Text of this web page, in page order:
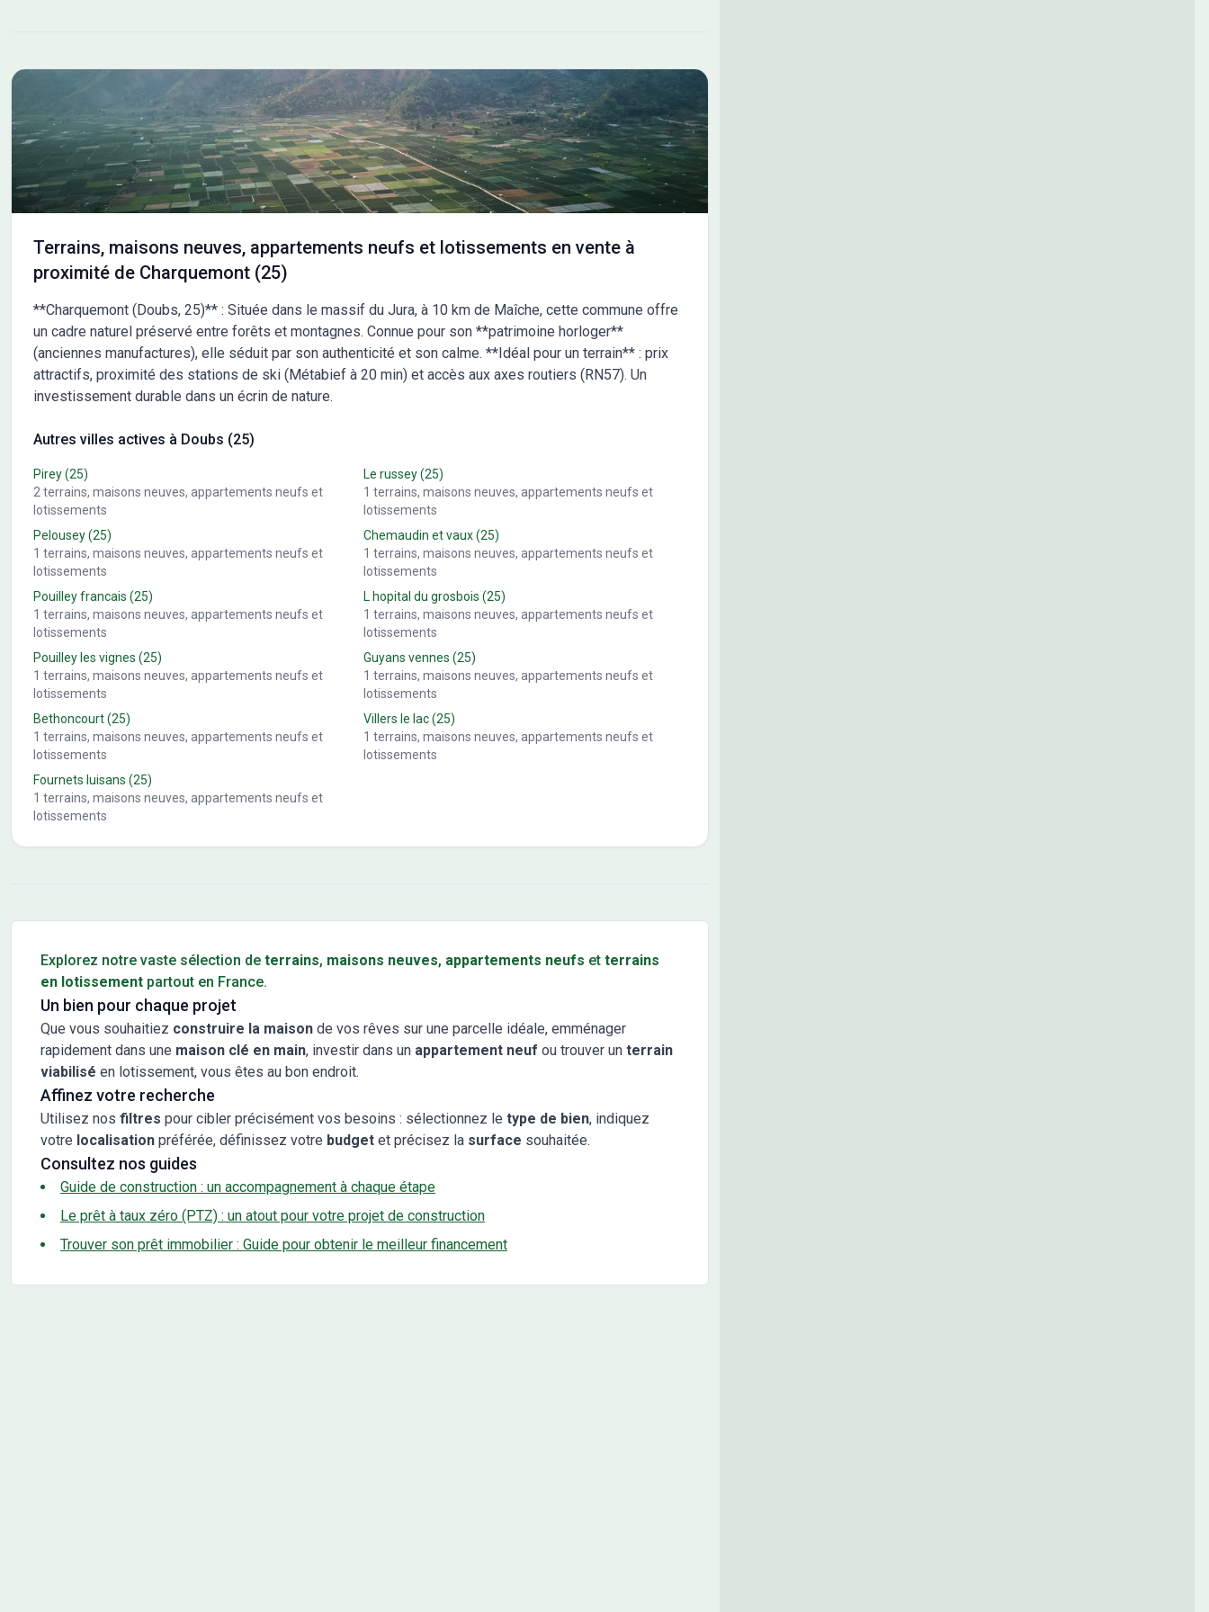
Terrains, maisons neuves, appartements neufs et lotissements en vente à
proximité de Charquemont (25)
**Charquemont (Doubs, 25)** : Située dans le massif du Jura, à 10 km de Maîche, cette commune offre
un cadre naturel préservé entre forêts et montagnes. Connue pour son **patrimoine horloger**
(anciennes manufactures), elle séduit par son authenticité et son calme. **Idéal pour un terrain** : prix
attractifs, proximité des stations de ski (Métabief à 20 min) et accès aux axes routiers (RN57). Un
investissement durable dans un écrin de nature.
Autres villes actives à Doubs (25)
Pirey(25)
2terrains, maisons neuves, appartements neufs et
lotissements
Le russey(25)
1 terrains, maisons neuves, appartements neufs et
lotissements
Pelousey(25)
1 terrains, maisons neuves, appartements neufs et
lotissements
Chemaudin et vaux(25)
1 terrains, maisons neuves, appartements neufs et
lotissements
Pouilley francais (25)
1 terrains, maisons neuves, appartements neufs et
lotissements
L hopital du grosbois (25)
1 terrains, maisons neuves, appartements neufs et
lotissements
Pouilley les vignes (25)
1 terrains, maisons neuves, appartements neufs et
lotissements
Guyans vennes (25)
1 terrains, maisons neuves, appartements neufs et
lotissements
Bethoncourt(25)
1 terrains, maisons neuves, appartements neufs et
lotissements
Villers le lac(25)
1 terrains, maisons neuves, appartements neufs et
lotissements
Fournets luisans (25)
1 terrains, maisons neuves, appartements neufs et
lotissements
Explorez notre vaste sélection de terrains, maisons neuves, appartements neufs et terrains
en lotissement partout en France.
Un bien pour chaque projet
Que vous souhaitiez construire la maison de vos rêves sur une parcelle idéale, emménager
rapidement dans une maison clé en main, investir dans un appartement neuf ou trouver un terrain
viabilisé en lotissement, vous êtes au bon endroit.
Affinez votre recherche
Utilisez nos filtres pour cibler précisément vos besoins : sélectionnez le type de bien, indiquez
votre localisation préférée, définissez votre budget et précisez la surface souhaitée.
Consultez nos guides
Guide de construction : un accompagnement à chaque étape
Le prêt à taux zéro (PTZ) : un atout pour votre projet de construction
Trouver son prêt immobilier : Guide pour obtenir le meilleur financement